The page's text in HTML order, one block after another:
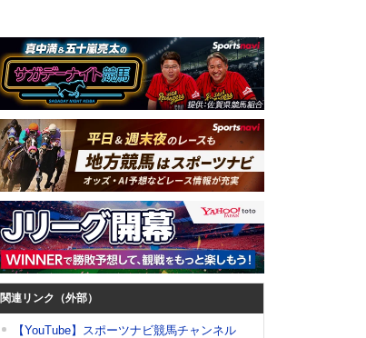
関連リンク（外部）
【YouTube】スポーツナビ競馬チャンネル